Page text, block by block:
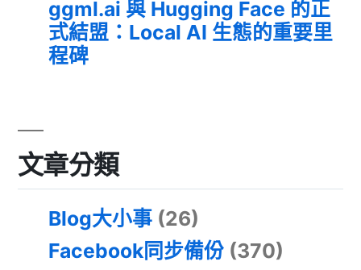
ggml.ai 與 Hugging Face 的正
式結盟：Local AI 生態的重要里
程碑
文章分類
Blog大小事 (26)
Facebook同步備份 (370)